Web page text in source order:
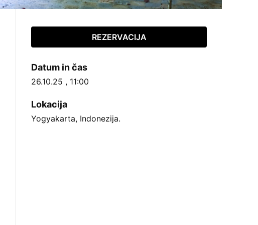
REZERVACIJA
Datum in čas
26.10.25 , 11:00
Lokacija
Yogyakarta, Indonezija.